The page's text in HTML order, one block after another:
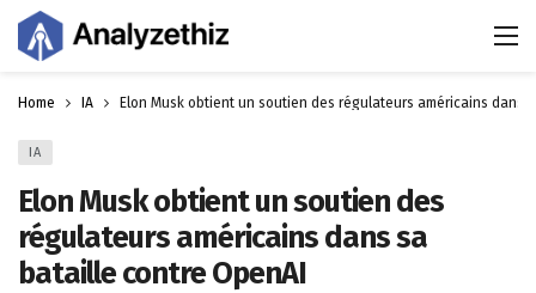
Home IA Elon Musk obtient un soutien des régulateurs américains dans
IA
Elon Musk obtient un soutien des
régulateurs américains dans sa
bataille contre OpenAI